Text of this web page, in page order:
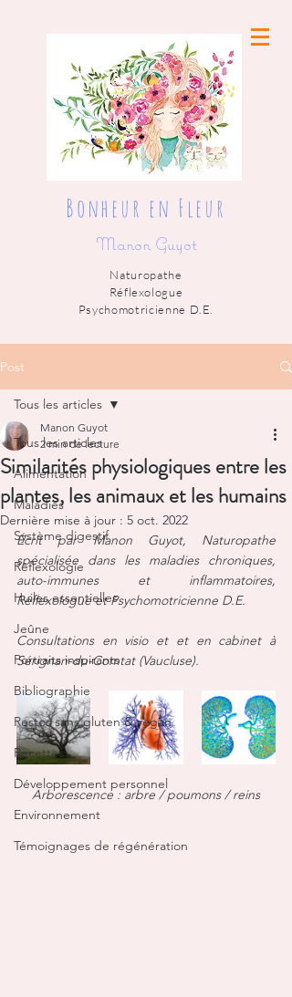
Bonheur en Fleur
Manon Guyot
Naturopathe
Réflexologue
Psychomotricienne D.E.
Post
Tous les articles
Alimentation
Maladies
Système digestif
Réflexologie
Huiles essentielles
Jeûne
Portraits inspirants
Bibliographie
Restos sans gluten & vegan
Recettes
Développement personnel
Environnement
Témoignages de régénération
Tous les articles
Similarités physiologiques entre les
plantes, les animaux et les humains
Manon Guyot
2 min de lecture
Dernière mise à jour : 5 oct. 2022
Écrit par Manon Guyot, Naturopathe
spécialisée dans les maladies chroniques,
auto-immunes et inflammatoires,
Réflexologue et Psychomotricienne D.E.
Consultations en visio et et en cabinet à
Sérignan-du-Comtat (Vaucluse).
Arborescence : arbre / poumons / reins